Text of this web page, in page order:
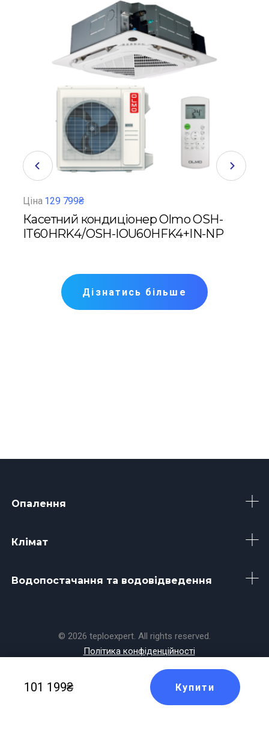
Ціна 129 799₴
Касетний кондиціонер Olmo OSH-
IT60HRK4/OSH-IOU60HFK4+IN-NP
Дізнатись більше
101 199₴ Купити
Опалення
Клімат
Водопостачання та водовідведення
© 2026 teploexpert. All rights reserved.
Політика конфіденційності
byKoala
Masters